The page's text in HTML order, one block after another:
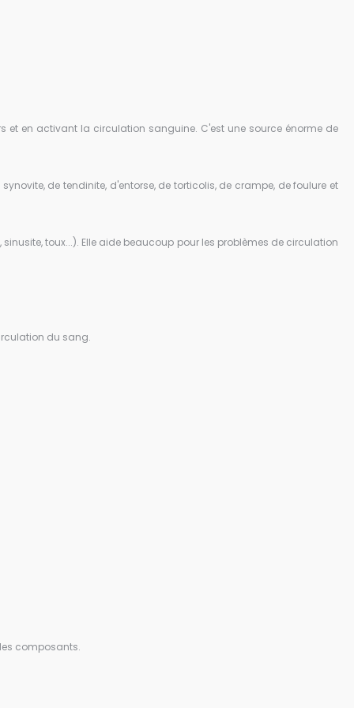
et en activant la circulation sanguine. C'est une source énorme de
de tendinite, d'entorse, de torticolis, de crampe, de foulure et
toux...). Elle aide beaucoup pour les problèmes de circulation
du sang.
composants.